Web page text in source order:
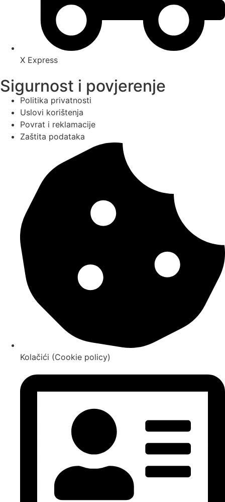
X Express
Sigurnost i povjerenje
Politika privatnosti
Uslovi korištenja
Povrat i reklamacije
Zaštita podataka
Kolačići (Cookie policy)